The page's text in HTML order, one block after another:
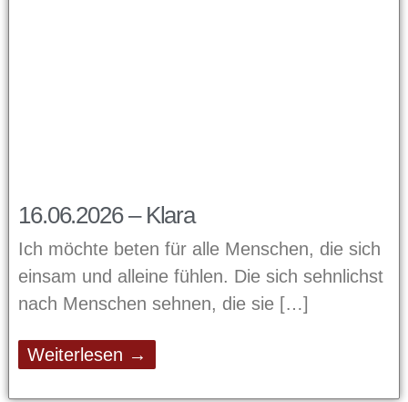
16.06.2026 – Klara
Ich möchte beten für alle Menschen, die sich
einsam und alleine fühlen. Die sich sehnlichst
nach Menschen sehnen, die sie
Weiterlesen →